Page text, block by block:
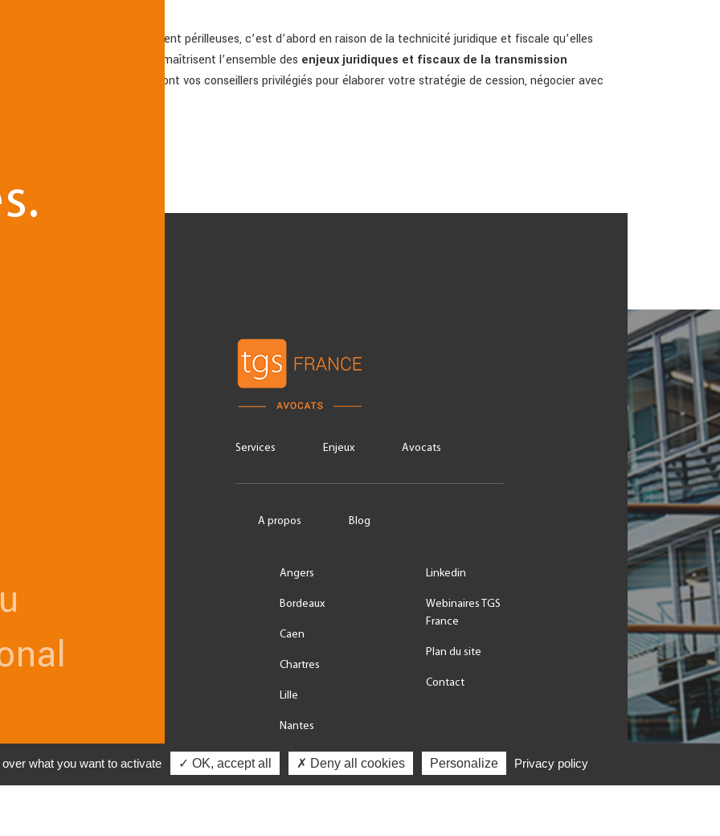
se révèlent particulièrement périlleuses, c’est d’abord en raison de la technicité juridique et fiscale qu’elles
de TGS France Avocats maîtrisent l’ensemble des enjeux juridiques et fiscaux de la transmission
d'actes juridiques, ils sont vos conseillers privilégiés pour élaborer votre stratégie de cession, négocier avec
fiscale personnelle.
Services Enjeux Avocats
A propos Blog
Angers
Bordeaux
Caen
Chartres
Lille
Nantes
Paris
Rennes
Linkedin
Webinaires TGS
France
Plan du site
Contact
what you want to activate ✓ OK, accept all ✗ Deny all cookies Personalize Privacy policy